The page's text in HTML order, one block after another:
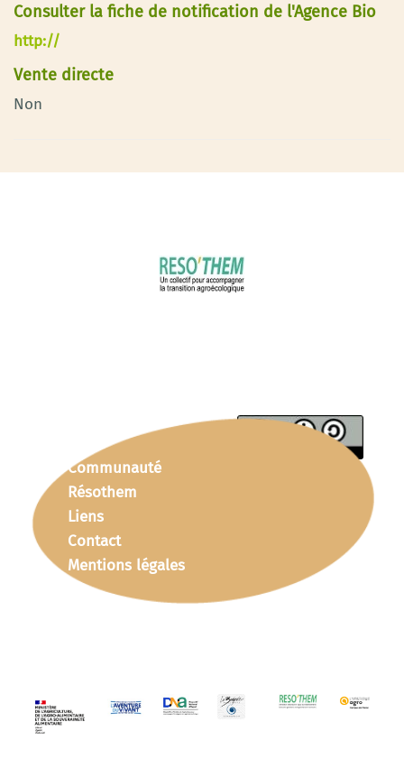
Consulter la fiche de notification de l'Agence Bio
http://
Vente directe
Non
Communauté
Résothem
Liens
Contact
Mentions légales